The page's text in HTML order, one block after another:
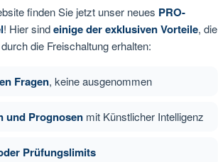
finden Sie jetzt unser neues PRO-
! Hier sindeinige der exklusiven Vorteile, die
die Freischaltung erhalten:
Fragen, keine ausgenommen
und Prognosen mit Künstlicher Intelligenz
Prüfungslimits